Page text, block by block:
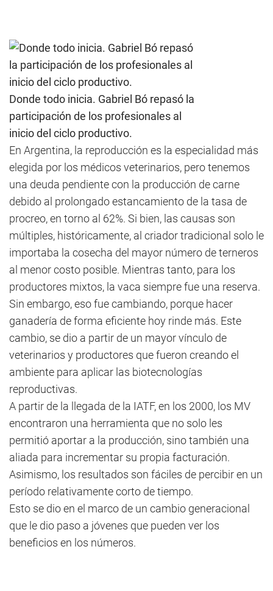
Donde todo inicia. Gabriel Bó repasó la
participación de los profesionales al
inicio del ciclo productivo.
En Argentina, la reproducción es la especialidad más
elegida por los médicos veterinarios, pero tenemos
una deuda pendiente con la producción de carne
debido al prolongado estancamiento de la tasa de
procreo, en torno al 62%. Si bien, las causas son
múltiples, históricamente, al criador tradicional solo le
importaba la cosecha del mayor número de terneros
al menor costo posible. Mientras tanto, para los
productores mixtos, la vaca siempre fue una reserva.
Sin embargo, eso fue cambiando, porque hacer
ganadería de forma eficiente hoy rinde más. Este
cambio, se dio a partir de un mayor vínculo de
veterinarios y productores que fueron creando el
ambiente para aplicar las biotecnologías
reproductivas.
A partir de la llegada de la IATF, en los 2000, los MV
encontraron una herramienta que no solo les
permitió aportar a la producción, sino también una
aliada para incrementar su propia facturación.
Asimismo, los resultados son fáciles de percibir en un
período relativamente corto de tiempo.
Esto se dio en el marco de un cambio generacional
que le dio paso a jóvenes que pueden ver los
beneficios en los números.